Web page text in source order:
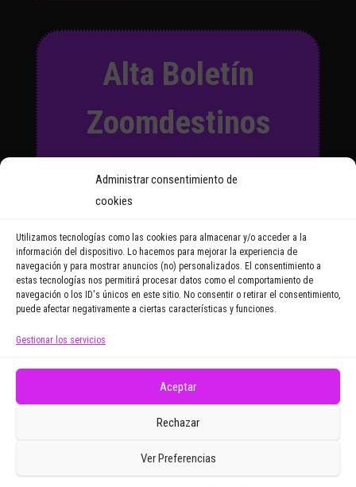
Administrar consentimiento de
cookies
Utilizamos tecnologías como las cookies para almacenar y/o acceder a la
información del dispositivo. Lo hacemos para mejorar la experiencia de
navegación y para mostrar anuncios (no) personalizados. El consentimiento a
estas tecnologías nos permitirá procesar datos como el comportamiento de
navegación o los ID's únicos en este sitio. No consentir o retirar el consentimiento,
puede afectar negativamente a ciertas características y funciones.
Gestionar los servicios
Aceptar
Rechazar
Ver Preferencias
Alta Boletín
Zoomdestinos
y recibirás regularmente las
noticias y reportajes que
Email Address
electrónicos promocionales de Zoomdestinos.es